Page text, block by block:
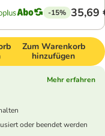
-15% 35,69
Zum Warenkorb
hinzufügen
Mehr erfahren
oder beendet werden